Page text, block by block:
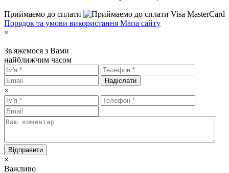
Приймаемо до сплати
Порядок та умови використання Мапа сайту
×
Зв'яжемося з Вами
найближчим часом
Надіслати
×
Відправити
×
Важливо